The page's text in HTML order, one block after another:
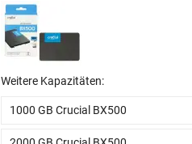
Weitere Kapazitäten:
1000 GB Crucial BX500